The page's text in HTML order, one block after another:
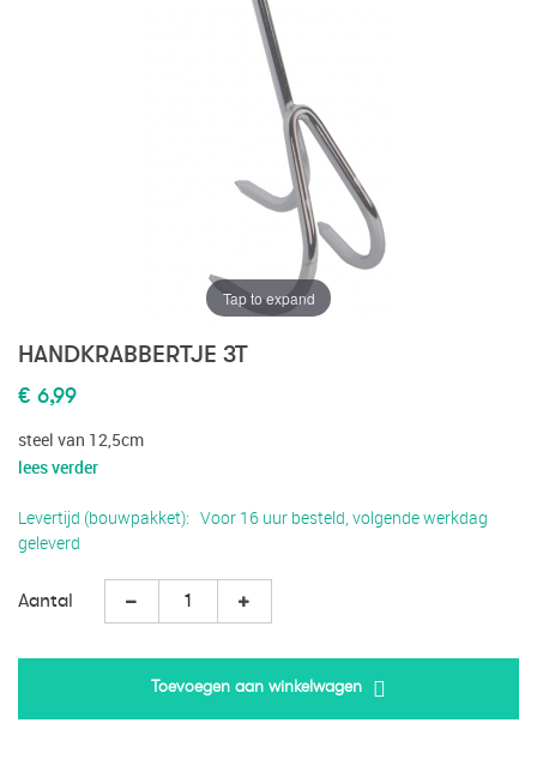
HANDKRABBERTJE 3T
€ 6,99
steel van 12,5cm
lees verder
Levertijd (bouwpakket)
Voor 16 uur besteld, volgende werkdag
geleverd
Aantal
Toevoegen aan winkelwagen
Tap to expand